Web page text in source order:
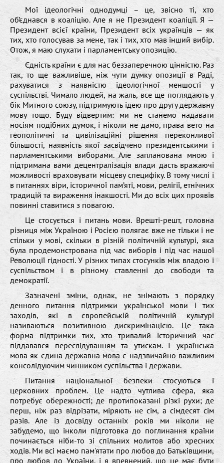
Мої ідеологічні однодумці – це, звісно ті, хто
об’єднався в коаліцію. Але я не Президент коаліції. Я —
Президент всієї країни, Президент всіх українців — як
тих, хто голосував за мене, так і тих, хто мав інший вибір.
Отож, я маю слухати і парламентську опозицію.
Єдність країни є для нас беззаперечною цінністю. Раз
так, то ще важливіше, ніж чути думку опозиції в Раді,
рахуватися з наявністю ідеологічної меншості у
суспільстві. Чимало людей, на жаль, все ще поглядають у
бік Митного союзу, підтримують ідею про другу державну
мову тощо. Буду відвертим: ми не станемо надавати
носіям подібних думок, і ніколи не дамо, права вето на
геополітичні та цивілізаційні рішення переконливої
більшості, наявність якої засвідчено президентськими і
парламентськими виборами. Але запланована мною і
підтримана вами децентралізація влади дасть вражаючі
можливості враховувати місцеву специфіку. В тому числі і
в питаннях віри, історичної пам’яті, мови, релігії, етнічних
традицій та вираження інакшості. Ми до всіх цих проявів
повинні ставитися з повагою.
Це стосується і питань мови. Врешті-решт, головна
різниця між Україною і Росією полягає вже не тільки і не
стільки у мові, скільки в різній політичній культурі, яка
була продемонстрована під час виборів і під час нашої
Революції гідності. У різних типах стосунків між владою і
суспільством і в різному ставленні до свободи та
демократії.
Зазначені зміни, однак, не знімають з порядку
денного питання підтримки української мови і тих
заходів, які в європейській політичній культурі
називаються позитивною дискримінацією. Це така
форма підтримки тих, хто тривалий історичний час
піддавався переслідуванням та утискам. І українська
мова як єдина державна мова є надзвичайно важливим
консолідуючим чинником суспільства і держави.
Питання національної безпеки стосуються і
церковних проблем. Це надто чутлива сфера, яка
потребує обережності; де протипоказані різкі рухи; де
перш, ніж раз відрізати, міряють не сім, а сімдесят сім
разів. Але із досвіду останніх років ми ніколи не
забудемо, що інколи підготовка до поглинання країни
починається ніби-то зі спільних молитов або хресних
ходів. Ми всі маємо пам'ятати про любов до Батьківщини,
про любов до України, і я впевнений, що це має бути